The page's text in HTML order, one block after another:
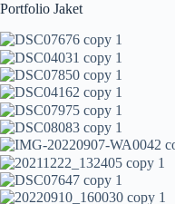
Portfolio Jaket